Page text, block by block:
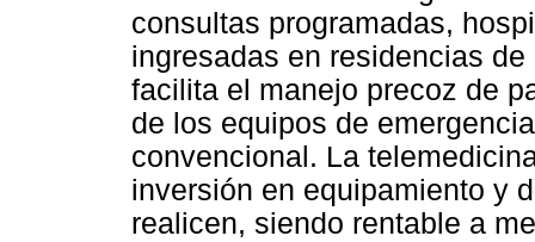
consultas programadas,
ingresadas en residencias
facilita el manejo precoz de
de los equipos de
convencional. La
inversión en equipamiento y
realicen, siendo rentable a